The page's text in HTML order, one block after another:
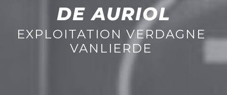
DE AURIOL
EXPLOITATION VERDAGNE
VANLIERDE